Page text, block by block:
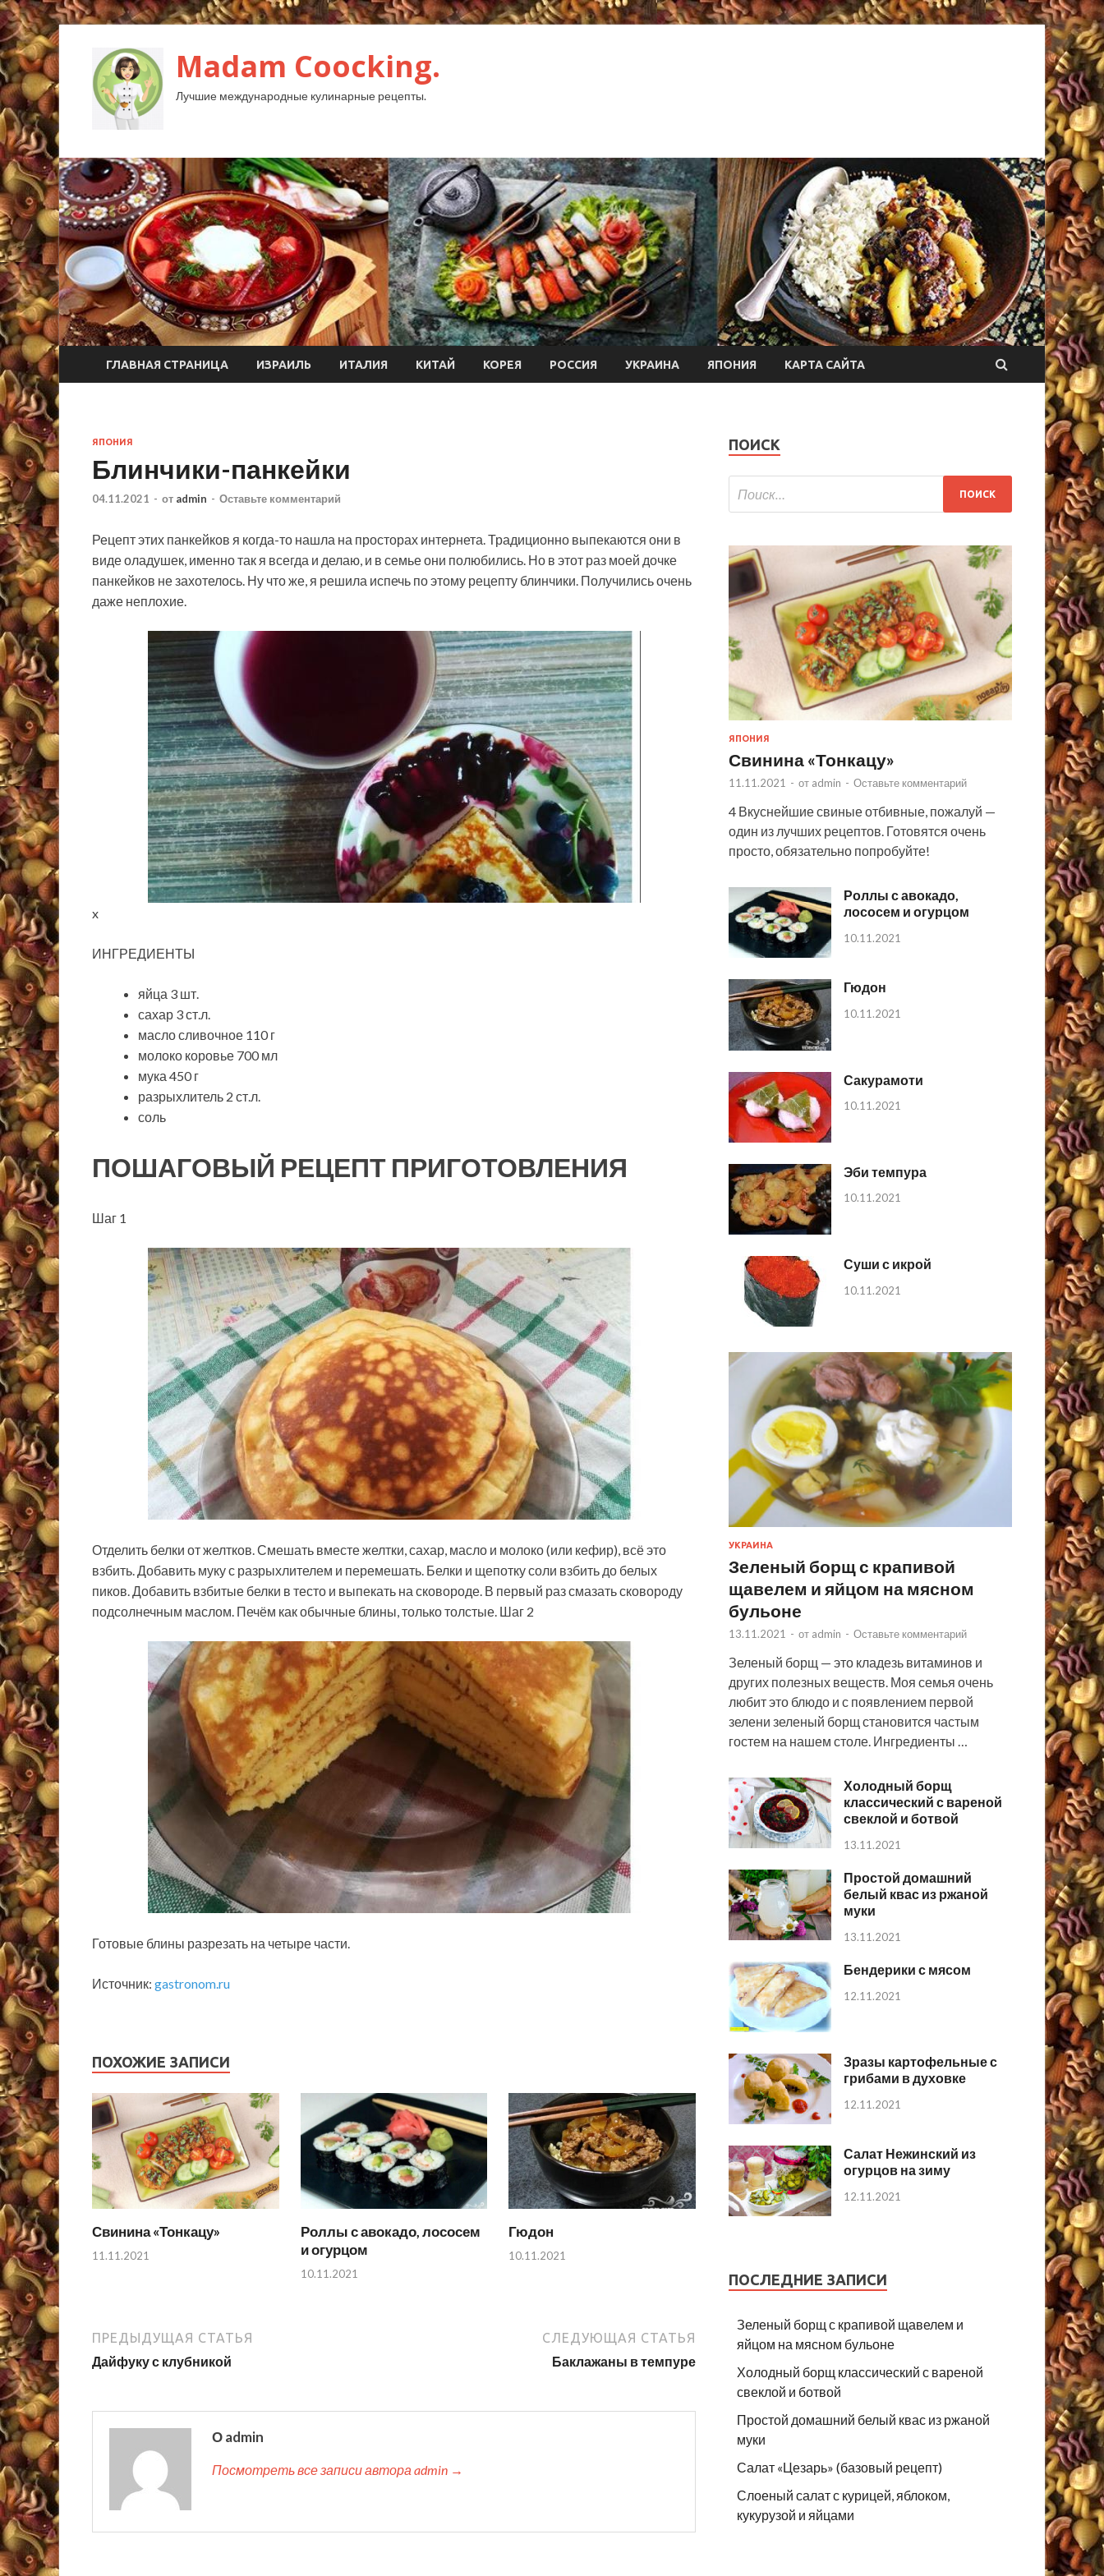
Madam Coocking.
Лучшие международные кулинарные рецепты.
ГЛАВНАЯ СТРАНИЦА ИЗРАИЛЬ ИТАЛИЯ КИТАЙ КОРЕЯ РОССИЯ УКРАИНА ЯПОНИЯ КАРТА САЙТА
ЯПОНИЯ
Блинчики-панкейки
04.11.2021 - от admin - Оставьте комментарий
Рецепт этих панкейков я когда-то нашла на просторах интернета. Традиционно выпекаются они в
виде оладушек, именно так я всегда и делаю, и в семье они полюбились. Но в этот раз моей дочке
панкейков не захотелось. Ну что же, я решила испечь по этому рецепту блинчики. Получилисьочень
даже неплохие.
x
ИНГРЕДИЕНТЫ
яйца 3 шт.
сахар 3 ст.л.
масло сливочное 110 г
молоко коровье 700 мл
мука 450 г
разрыхлитель 2 ст.л.
соль
ПОШАГОВЫЙ РЕЦЕПТ ПРИГОТОВЛЕНИЯ
Шаг 1
Отделить белки от желтков. Смешать вместе желтки, сахар, масло и молоко (или кефир), всё это
взбить. Добавить муку с разрыхлителем и перемешать. Белки и щепотку соли взбить до белых
пиков. Добавить взбитые белки в тесто и выпекать на сковороде. В первый раз смазать сковороду
подсолнечным маслом. Печём как обычные блины, только толстые. Шаг 2
Готовые блины разрезать на четыре части.
Источник: gastronom.ru
ПОХОЖИЕ ЗАПИСИ
Свинина «Тонкацу»
11.11.2021
Роллы с авокадо, лососем
и огурцом
10.11.2021
Гюдон
10.11.2021
ПРЕДЫДУЩАЯ СТАТЬЯ
Дайфуку с клубникой
СЛЕДУЮЩАЯ СТАТЬЯ
Баклажаны в темпуре
О admin
Посмотреть все записи автора admin →
ПОИСК
ЯПОНИЯ
Свинина «Тонкацу»
11.11.2021 - от admin - Оставьте комментарий
4 Вкуснейшие свиные отбивные, пожалуй —
один из лучших рецептов. Готовятся очень
просто, обязательно попробуйте!
Роллы с авокадо,
лососем и огурцом
10.11.2021
Гюдон
10.11.2021
Сакурамоти
10.11.2021
Эби темпура
10.11.2021
Суши с икрой
10.11.2021
УКРАИНА
Зеленый борщ с крапивой
щавелем и яйцом на мясном
бульоне
13.11.2021 - от admin - Оставьте комментарий
Зеленый борщ — это кладезь витаминов и
других полезных веществ. Моя семья очень
любит это блюдо и с появлением первой
зелени зеленый борщ становится частым
гостем на нашем столе. Ингредиенты …
Холодный борщ
классический с вареной
свеклой и ботвой
13.11.2021
Простой домашний
белый квас из ржаной
муки
13.11.2021
Бендерики с мясом
12.11.2021
Зразы картофельные с
грибами в духовке
12.11.2021
Салат Нежинский из
огурцов на зиму
12.11.2021
ПОСЛЕДНИЕ ЗАПИСИ
Зеленый борщ с крапивой щавелем и
яйцом на мясном бульоне
Холодный борщ классический с вареной
свеклой и ботвой
Простой домашний белый квас из ржаной
муки
Салат «Цезарь» (базовый рецепт)
Слоеный салат с курицей, яблоком,
кукурузой и яйцами